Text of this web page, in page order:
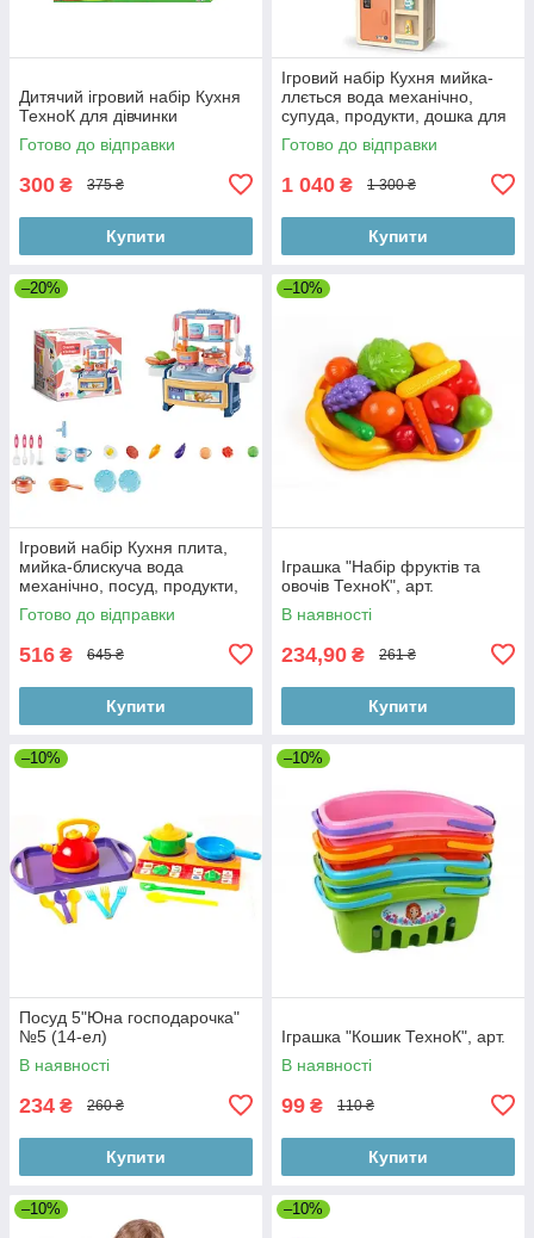
Дитячий ігровий набір Кухня
ТехноК для дівчинки
Готово до відправки
300 ₴ 375 ₴
Купити
Ігровий набір Кухня мийка-
ллється вода механічно,
супуда, продукти, дошка для
Готово до відправки
1 040 ₴ 1 300 ₴
Купити
–20%
Ігровий набір Кухня плита,
мийка-блискуча вода
механічно, посуд, продукти,
музика,світло,батарейки,
коробка
Готово до відправки
516 ₴ 645 ₴
Купити
–10%
Іграшка "Набір фруктів та
овочів ТехноК", арт.
В наявності
234,90 ₴ 261 ₴
Купити
–10%
Посуд 5"Юна господарочка"
№5 (14-ел)
В наявності
234 ₴ 260 ₴
Купити
–10%
Іграшка "Кошик ТехноК", арт.
В наявності
99 ₴ 110 ₴
Купити
–10% –10%